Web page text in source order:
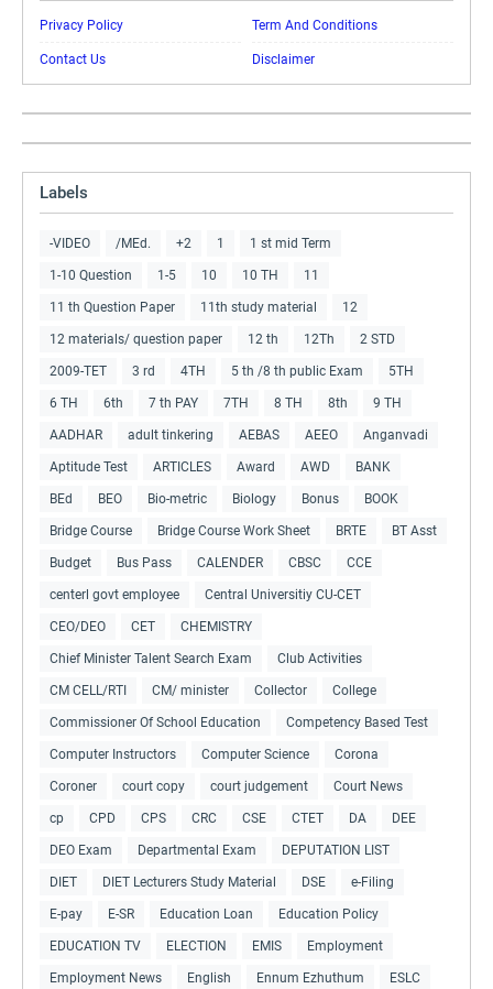
Privacy Policy Term And Conditions
Contact Us Disclaimer
Labels
-VIDEO /MEd. +2 1 1 st mid Term
1-10 Question 1-5 10 10 TH 11
11 th Question Paper 11th study material 12
12 materials/ question paper 12 th 12Th 2 STD
2009-TET 3 rd 4TH 5 th /8 th public Exam 5TH
6 TH 6th 7 th PAY 7TH 8 TH 8th 9 TH
AADHAR adult tinkering AEBAS AEEO Anganvadi
Aptitude Test ARTICLES Award AWD BANK
BEd BEO Bio-metric Biology Bonus BOOK
Bridge Course Bridge Course Work Sheet BRTE BT Asst
Budget Bus Pass CALENDER CBSC CCE
centerl govt employee Central Universitiy CU-CET
CEO/DEO CET CHEMISTRY
Chief Minister Talent Search Exam Club Activities
CM CELL/RTI CM/ minister Collector College
Commissioner Of School Education Competency Based Test
Computer Instructors Computer Science Corona
Coroner court copy court judgement Court News
cp CPD CPS CRC CSE CTET DA DEE
DEO Exam Departmental Exam DEPUTATION LIST
DIET DIET Lecturers Study Material DSE e-Filing
E-pay E-SR Education Loan Education Policy
EDUCATION TV ELECTION EMIS Employment
Employment News English Ennum Ezhuthum ESLC